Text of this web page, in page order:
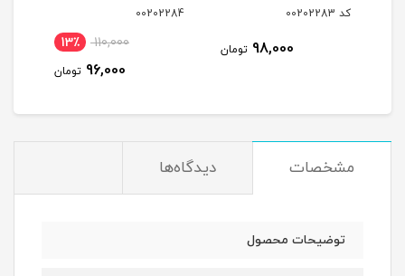
کد 00202283
98,000 تومان
00202284
110,000 13٪
96,000 تومان
مشخصات دیدگاه‌ها
توضیحات محصول